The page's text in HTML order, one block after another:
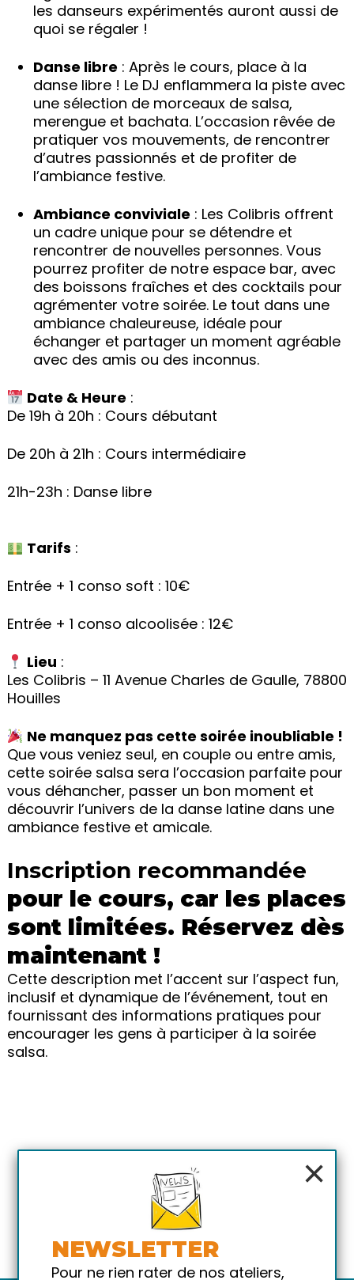
les danseurs expérimentés auront aussi de
quoi se régaler !
Danse libre : Après le cours, place à la
danse libre ! Le DJ enflammera la piste avec
une sélection de morceaux de salsa,
merengue et bachata. L’occasion rêvée de
pratiquer vos mouvements, de rencontrer
d’autres passionnés et de profiter de
l’ambiance festive.
Ambiance conviviale : Les Colibris offrent
un cadre unique pour se détendre et
rencontrer de nouvelles personnes. Vous
pourrez profiter de notre espace bar, avec
des boissons fraîches et des cocktails pour
agrémenter votre soirée. Le tout dans une
ambiance chaleureuse, idéale pour
échanger et partager un moment agréable
avec des amis ou des inconnus.
Date & Heure :
De 19h à 20h : Cours débutant
De 20h à 21h : Cours intermédiaire
21h-23h : Danse libre
Tarifs :
Entrée + 1 conso soft : 10€
Entrée + 1 conso alcoolisée : 12€
Lieu :
Les Colibris – 11 Avenue Charles de Gaulle, 78800
Houilles
Ne manquez pas cette soirée inoubliable !
Que vous veniez seul, en couple ou entre amis,
cette soirée salsa sera l’occasion parfaite pour
vous déhancher, passer un bon moment et
découvrir l’univers de la danse latine dans une
ambiance festive et amicale.
Inscription recommandée
pour le cours, car les places
sont limitées. Réservez dès
maintenant !
Cette description met l’accent sur l’aspect fun,
inclusif et dynamique de l’événement, tout en
fournissant des informations pratiques pour
encourager les gens à participer à la soirée
salsa.
×
NEWSLETTER
Pour ne rien rater de nos ateliers,